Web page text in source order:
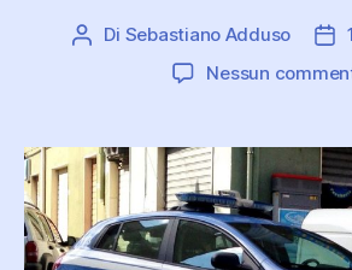
Autore
Di Sebastiano Adduso
Nessun